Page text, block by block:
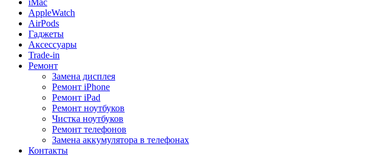
iMac
AppleWatch
AirPods
Гаджеты
Аксессуары
Trade-in
Ремонт
Замена дисплея
Ремонт iPhone
Ремонт iPad
Ремонт ноутбуков
Чистка ноутбуков
Ремонт телефонов
Замена аккумулятора в телефонах
Контакты